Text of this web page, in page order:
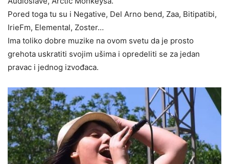
Pored toga tu su i Negative, Del Arno bend, Zaa, Bitipatibi,
IrieFm, Elemental, Zoster…
Ima toliko dobre muzike na ovom svetu da je prosto
grehota uskratiti svojim ušima i opredeliti se za jedan
pravac i jednog izvođaca.